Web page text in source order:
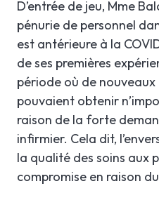
D’entrée de jeu, Mme
pénurie de personnel
est antérieure à la
de ses premières
période où de
pouvaient obtenir
raison de la forte
infirmier. Cela dit,
la qualité des soins aux
compromise en raison